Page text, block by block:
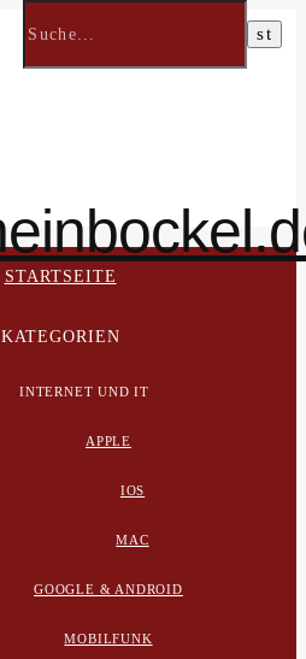
STARTSEITE
KATEGORIEN
INTERNET UND IT
APPLE
IOS
MAC
GOOGLE & ANDROID
MOBILFUNK